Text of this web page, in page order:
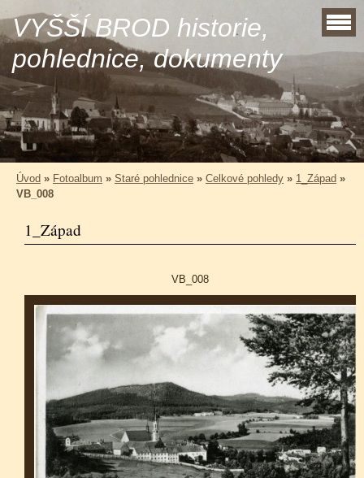
VYŠŠÍ BROD historie,
pohlednice, dokumenty
Úvod » Fotoalbum » Staré pohlednice » Celkové pohledy » 1_Západ »
VB_008
1_Západ
VB_008